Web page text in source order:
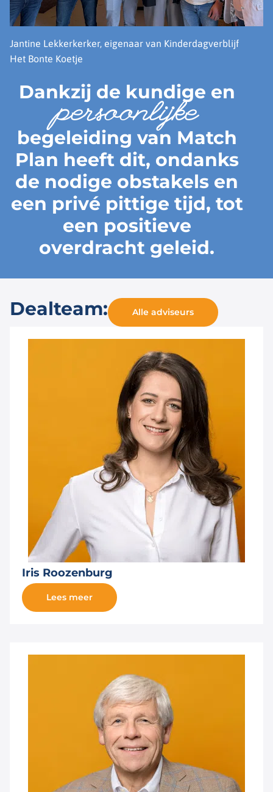
Jantine Lekkerkerker, eigenaar van Kinderdagverblijf
Het Bonte Koetje
Dankzij de kundige en
persoonlijke
begeleiding van Match
Plan heeft dit, ondanks
de nodige obstakels en
een privé pittige tijd, tot
een positieve
overdracht geleid.
Dealteam: Alle adviseurs
Iris Roozenburg
Lees meer